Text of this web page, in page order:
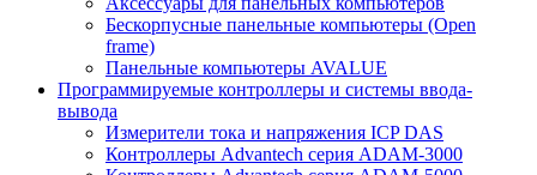
Бескорпусные панельные компьютеры (Open
frame)
Панельные компьютеры AVALUE
Программируемые контроллеры и системы ввода-
вывода
Измерители тока и напряжения ICP DAS
Контроллеры Advantech серия ADAM-3000